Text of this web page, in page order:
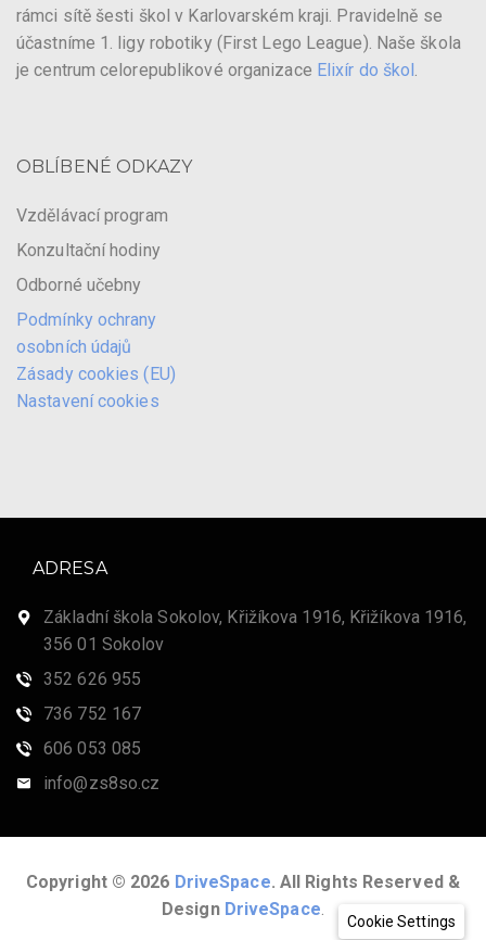
rámci sítě šesti škol v Karlovarském kraji. Pravidelně se
účastníme 1. ligy robotiky (First Lego League). Naše škola
je centrum celorepublikové organizace Elixír do škol
OBLÍBENÉ ODKAZY
Vzdělávací program
Konzultační hodiny
Odborné učebny
Podmínky ochrany
osobních údajů
Zásady cookies (EU)
Nastavení cookies
ADRESA
Základní škola Sokolov, Křižíkova 1916, Křižíkova 1916,
356 01 Sokolov
352 626 955
736 752 167
606 053 085
info@zs8so.cz
Copyright © 2026 DriveSpace. All Rights Reserved &
Design DriveSpace.
Cookie Settings